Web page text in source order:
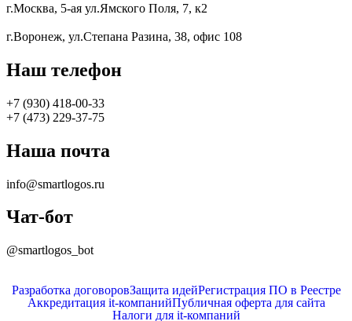
г.Москва, 5-ая ул.Ямского Поля, 7, к2
г.Воронеж, ул.Степана Разина, 38, офис 108
Наш телефон
+7 (930) 418-00-33
+7 (473) 229-37-75
Наша почта
info@smartlogos.ru
Чат-бот
@smartlogos_bot
Разработка договоровЗащита идейРегистрация ПО в Реестре
Аккредитация it-компанийПубличная оферта для сайта
Налоги для it-компаний